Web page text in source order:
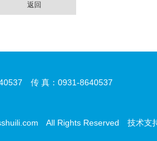
返回
传 真：0931-8640537
All Rights Reserved 技术支